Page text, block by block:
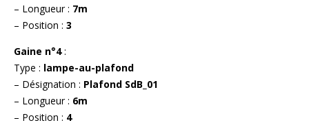
– Longueur : 7m
– Position : 3
Gaine n°4:
Type : lampe-au-plafond
– Désignation : Plafond SdB_01
– Longueur : 6m
– Position : 4